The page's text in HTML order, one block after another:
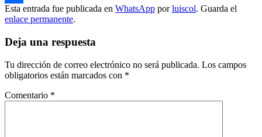
Compartir
Esta entrada fue publicada en WhatsApp porluiscol. Guarda el
enlace permanente.
Deja una respuesta
Tu dirección de correo electrónico no será publicada. Los campos
obligatorios están marcados con *
Comentario *